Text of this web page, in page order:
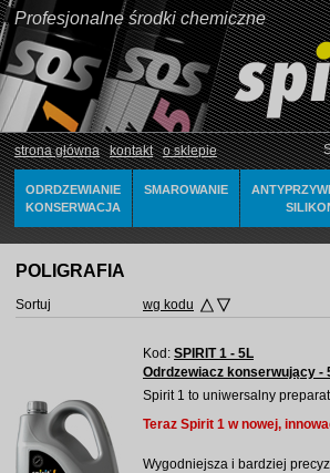
Profesjonalne środki chemiczne
strona główna kontakt o sklepie
ODRDZEWIANIE
KONSERWACJA
SMAROWANIE
POLIGRAFIA
Sortuj wg kodu
Kod: SPIRIT 1 - 5L
Odrdzewiacz konserwujący -
Spirit 1 to uniwersalny
Teraz Spirit 1 w nowej,
Wygodniejsza i bardziej